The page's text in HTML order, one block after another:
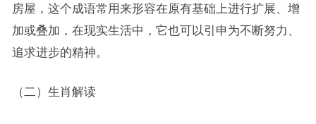
房屋，这个成语常用来形容在原有基础上进行扩展、增
加或叠加，在现实生活中，它也可以引申为不断努力、
追求进步的精神。
（二）生肖解读